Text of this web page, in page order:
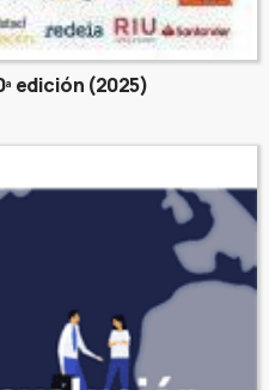
edición (2025)